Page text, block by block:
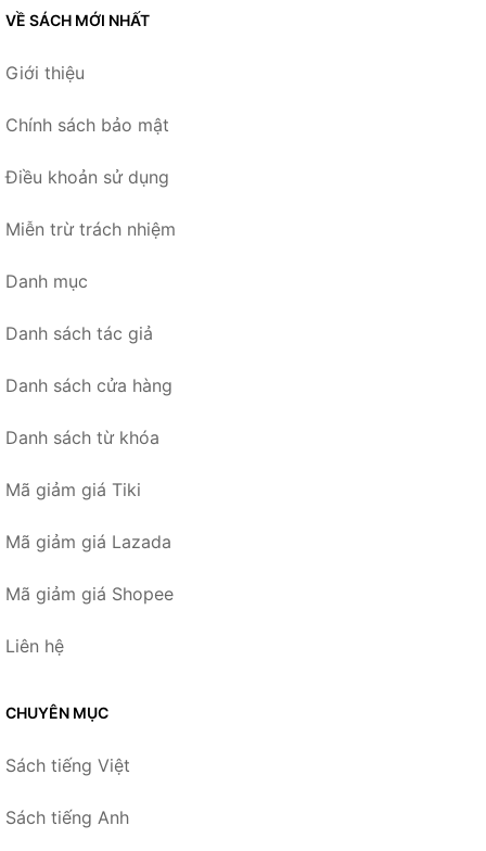
VỀ SÁCH MỚI NHẤT
Giới thiệu
Chính sách bảo mật
Điều khoản sử dụng
Miễn trừ trách nhiệm
Danh mục
Danh sách tác giả
Danh sách cửa hàng
Danh sách từ khóa
Mã giảm giá Tiki
Mã giảm giá Lazada
Mã giảm giá Shopee
Liên hệ
CHUYÊN MỤC
Sách tiếng Việt
Sách tiếng Anh